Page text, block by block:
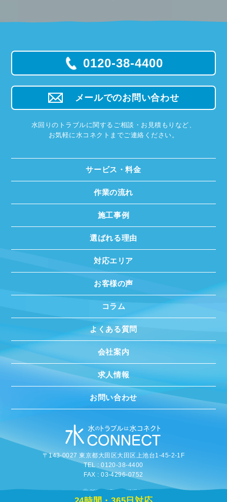
0120-38-4400
メールでのお問い合わせ
水回りのトラブルに関するご相談・お見積もりなど、
お気軽に水コネクトまでご連絡ください。
サービス・料金
作業の流れ
施工事例
選ばれる理由
対応エリア
お客様の声
コラム
よくある質問
会社案内
求人情報
お問い合わせ
〒143-0027 東京都大田区大田区上池台1-45-2-1F
TEL : 0120-38-4400
FAX : 03-4296-0752
© 2020 MIZUCONNECT